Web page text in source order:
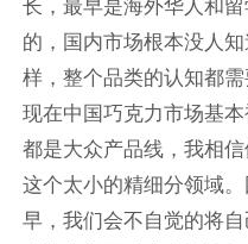
长，最早是海外华人和
的，国内市场根本没人
样，整个品类的认知都需
现在中国巧克力市场基
都是大众产品线，我相
这个太小的精细分领域
早，我们会不自觉的将自